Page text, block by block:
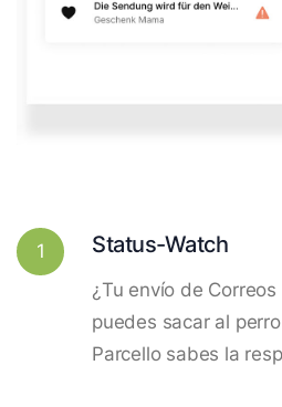
1 Status-Watch
¿Tu envío de
puedes sacar al
Parcello sabes la